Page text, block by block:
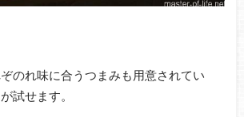
のれ味に合うつまみも用意されてい
試せます。